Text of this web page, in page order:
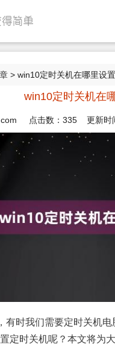
> win10定时关机在哪里设置
win10定时关机在
点击数：335 更新时
时我们需要定时关机
定时关机呢？本文将为